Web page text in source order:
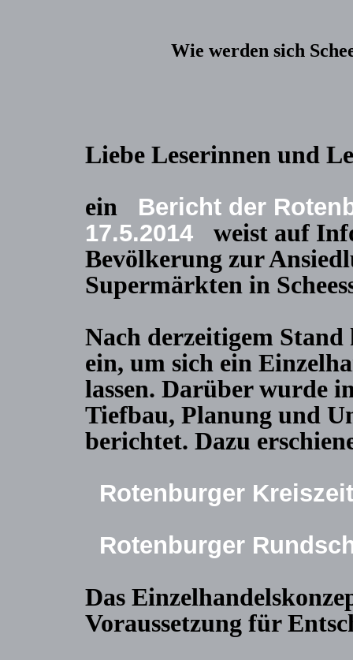
Wie werden sich
Liebe Leserinnen und
ein
Bericht der
17.5.2014
weist auf
Bevölkerung zur
Supermärkten in
Nach derzeitigem
ein, um sich ein
lassen. Darüber wurde
Tiefbau, Planung und
berichtet. Dazu
Rotenburger
Rotenburger
Das
Voraussetzung für